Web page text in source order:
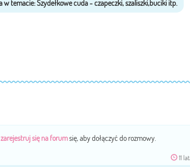
zarejestruj się na forumsię, aby dołączyć do rozmowy.
11